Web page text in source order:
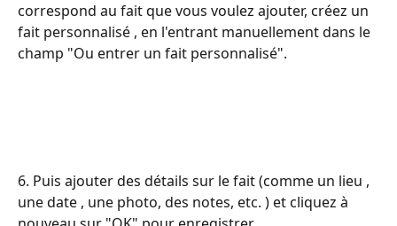
correspond au fait que vous voulez ajouter, créez un
fait personnalisé , en l'entrant manuellement dans le
champ "Ou entrer un fait personnalisé".
6. Puis ajouter des détails sur le fait (comme un lieu ,
une date , une photo, des notes, etc. ) et cliquez à